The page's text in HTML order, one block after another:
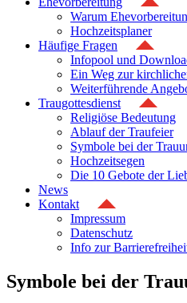
Warum
Hochzeitsplaner
Häufige Fragen
Infopool und
Ein Weg zur
Weiterführende
Traugottesdienst
Religiöse Bedeutung
Ablauf der Traufeier
Symbole bei der
Hochzeitsegen
Die 10 Gebote der
News
Kontakt
Impressum
Datenschutz
Info zur
Symbole bei der